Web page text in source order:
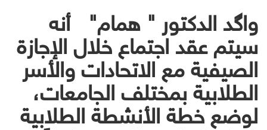
واگد الدكتور " همام" أنه
سيتم عقد اجتماع خلال الإجازة
الصيفية مع الاتحادات والأسر
الطلابية بمختلف الجامعات،
لوضع خطة الأنشطة الطلابية